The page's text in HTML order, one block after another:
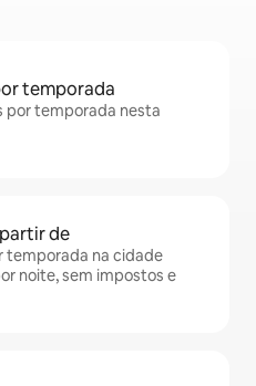
temporada
por temporada nesta
de
temporada na cidade
noite, sem impostos e